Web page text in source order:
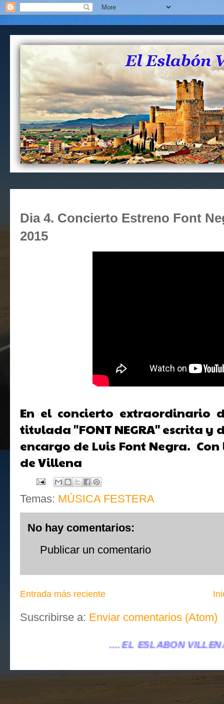
Dia 4. Concierto Estreno Font
2015
En el concierto extraordinario
titulada "FONT NEGRA" escrita
encargo de Luis Font Negra.
de Villena
Temas: MÚSICA FESTERA
No hay comentarios:
Publicar un comentario
Entrada más reciente
Suscribirse a: Enviar comentarios (Atom)
EL ESLABÓN VILLENA ...